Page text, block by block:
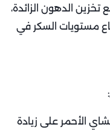
تخزين الدهون الزائدة،
مستويات السكر في
الأحمر على زيادة